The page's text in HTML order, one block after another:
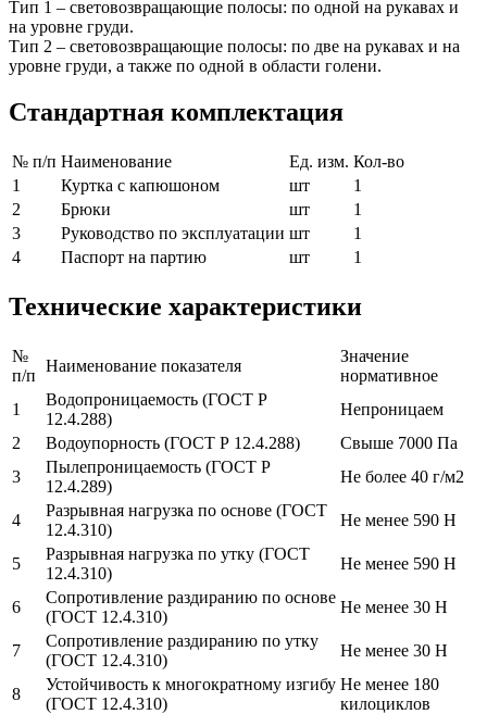
Тип 1 – световозвращающие полосы: по одной на рукавах и
на уровне груди.
Тип 2 – световозвращающие полосы: по две на рукавах и на
уровне груди, а также по одной в области голени.
Стандартная комплектация
№ п/п Наименование Ед. изм. Кол-во
1
Куртка с капюшоном шт
1
2
Брюки шт
1
3
Руководство по эксплуатации шт
1
4
Паспорт на партию шт 1
Технические характеристики
№
п/п
Наименование показателя
Значение
нормативное
1
Водопроницаемость (ГОСТ Р
12.4.288)
Непроницаем
2
Водоупорность (ГОСТ Р 12.4.288)
Свыше 7000 Па
3
Пылепроницаемость (ГОСТ Р
12.4.289)
Не более 40 г/м2
4
Разрывная нагрузка по основе (ГОСТ
12.4.310)
Не менее 590 Н
5
Разрывная нагрузка по утку (ГОСТ
12.4.310)
Не менее 590 Н
6
Сопротивление раздиранию по основе
(ГОСТ 12.4.310)
Не менее 30 Н
7
Сопротивление раздиранию по утку
(ГОСТ 12.4.310)
Не менее 30 Н
8
Устойчивость к многократному изгибу
(ГОСТ 12.4.310)
Не менее 180
килоциклов